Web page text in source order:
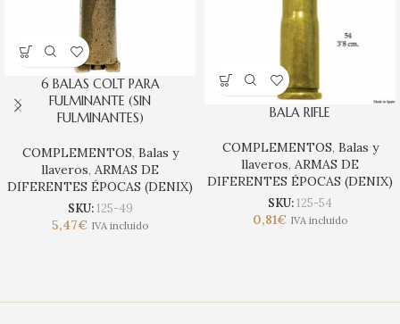
6 BALAS COLT PARA
FULMINANTE (SIN
FULMINANTES)
COMPLEMENTOS, Balas y
llaveros, ARMAS DE
DIFERENTES ÉPOCAS (DENIX)
SKU:125-49
5,47€ IVA incluido
BALA RIFLE
COMPLEMENTOS, Balas y
llaveros, ARMAS DE
DIFERENTES ÉPOCAS (DENIX)
SKU:125-54
0,81€ IVA incluido